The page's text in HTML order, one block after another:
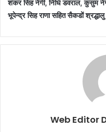
शंकर सिह नेगी, निधि डवराल, कुसुम
भूपेन्द्र सिह राणा सहित सैकडों
Web Editor